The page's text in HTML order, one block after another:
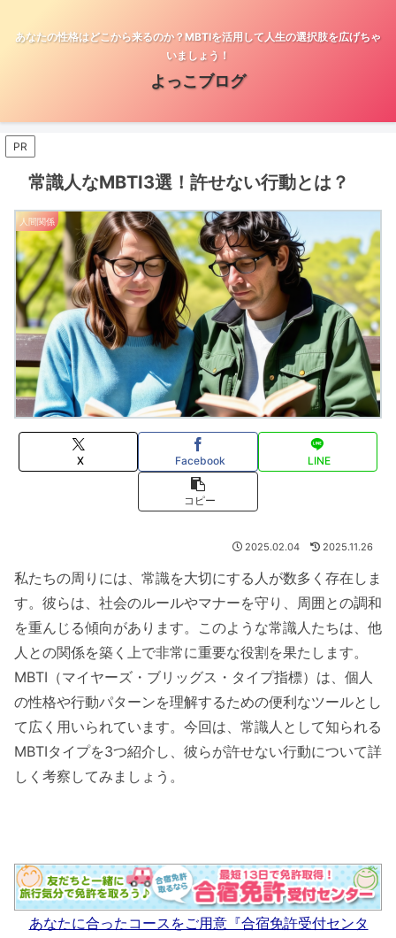
あなたの性格はどこから来るのか？MBTIを活用して人生の選択肢を広げちゃ
いましょう！
よっこブログ
PR
常識人なMBTI3選！許せない行動とは？
人間関係
X Facebook LINE
コピー
2025.02.04 2025.11.26
私たちの周りには、常識を大切にする人が数多く存在しま
す。彼らは、社会のルールやマナーを守り、周囲との調和
を重んじる傾向があります。このような常識人たちは、他
人との関係を築く上で非常に重要な役割を果たします。
MBTI（マイヤーズ・ブリッグス・タイプ指標）は、個人
の性格や行動パターンを理解するための便利なツールとし
て広く用いられています。今回は、常識人として知られる
MBTIタイプを3つ紹介し、彼らが許せない行動について詳
しく考察してみましょう。
あなたに合ったコースをご用意『合宿免許受付センタ